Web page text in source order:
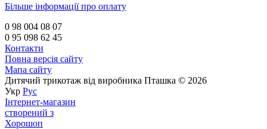
Більше інформації про оплату
0 98 004 08 07
0 95 098 62 45
Контакти
Повна версія сайту
Мапа сайту
Дитячий трикотаж від виробника Пташка © 2026
Укр Рус
Інтернет-магазин
створений з
Хорошоп